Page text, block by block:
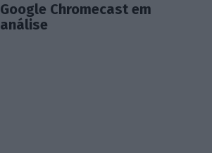
Google Chromecast em
análise